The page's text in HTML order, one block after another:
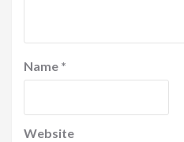
Name *
Website